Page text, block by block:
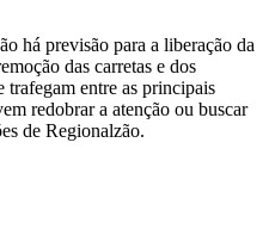
há previsão para a liberação da
das carretas e dos
trafegam entre as principais
redobrar a atenção ou buscar
de Regionalzão.